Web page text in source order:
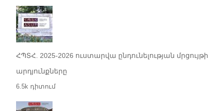
ՀՊՏՀ. 2025-2026 ուստարվա ընդունելության մրցույթի
արդյունքները
6.5k դիտում